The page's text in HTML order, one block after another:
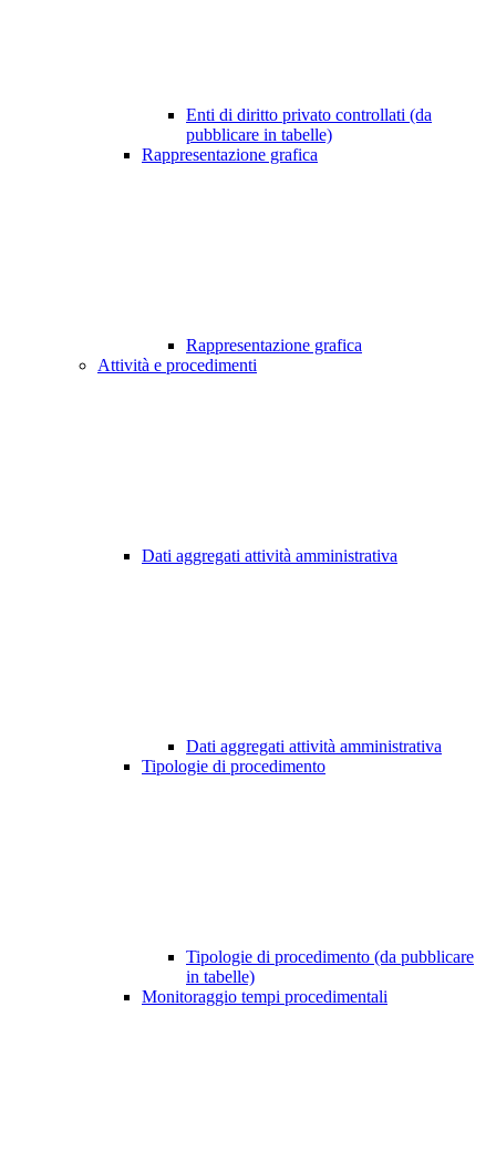
Enti di diritto privato controllati (da
pubblicare in tabelle)
Rappresentazione grafica
Rappresentazione grafica
Attività e procedimenti
Dati aggregati attività amministrativa
Dati aggregati attività amministrativa
Tipologie di procedimento
Tipologie di procedimento (da pubblicare
in tabelle)
Monitoraggio tempi procedimentali